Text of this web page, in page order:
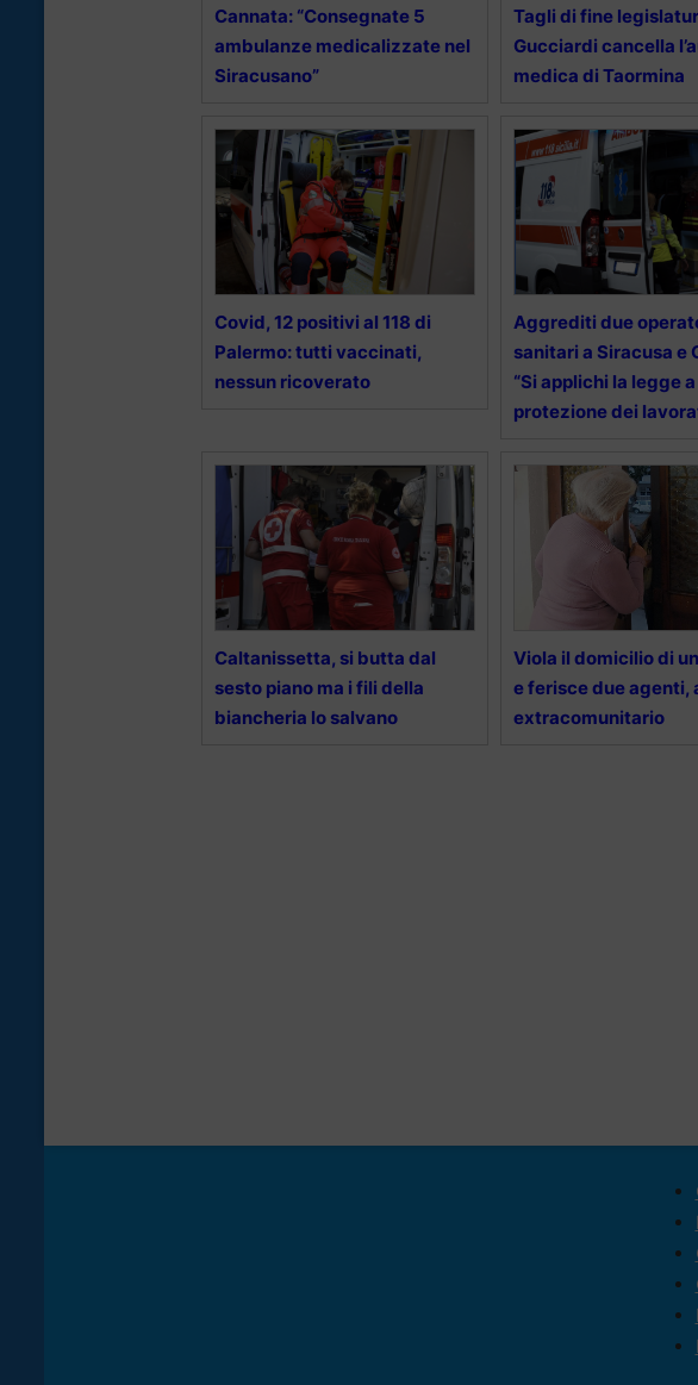
Cannata: “Consegnate 5
ambulanze medicalizzate nel
Siracusano”
Tagli di fine
Gucciardi cancella
medica di Taormina
Covid, 12 positivi al 118 di
Palermo: tutti vaccinati,
nessun ricoverato
Aggrediti due
sanitari a Siracusa e
“Si applichi la legge a
protezione dei
Caltanissetta, si butta dal
sesto piano ma i fili della
biancheria lo salvano
Viola il domicilio di
e ferisce due agenti,
extracomunitario